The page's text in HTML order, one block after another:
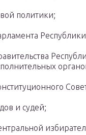
политики;
и судей;